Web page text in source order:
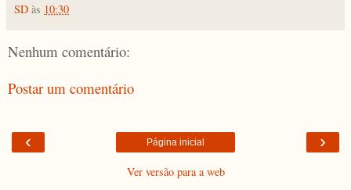
SD às 10:30
Nenhum comentário:
Postar um comentário
‹ ›
Página inicial
Ver versão para a web